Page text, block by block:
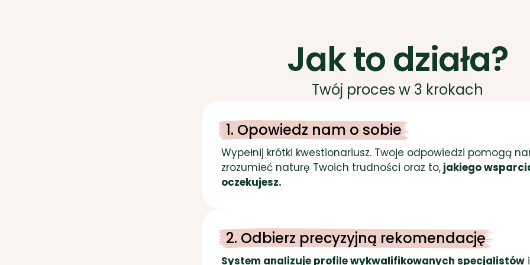
Jak to działa?
Twój proces w 3 krokach
1. Opowiedz nam o sobie
Wypełnij krótki kwestionariusz. Twoje odpowiedzi pomogą
zrozumieć naturę Twoich trudności oraz to, jakiego
oczekujesz.
2. Odbierz precyzyjną rekomendację
System analizuje profile wykwalifikowanych specjalistów i